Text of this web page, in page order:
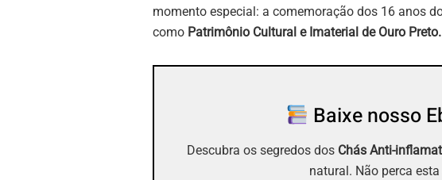
momento especial: a comemoração dos 16 anos
como Patrimônio Cultural e Imaterial de Ouro Preto.
Baixe nosso
Descubra os segredos dos Chás Anti-
natural. Não perca